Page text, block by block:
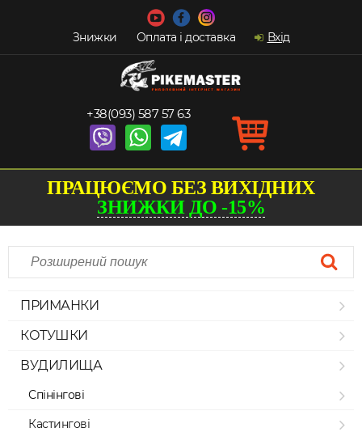
Знижки Оплата і доставка Вхід
+38(093) 587 57 63
ПРАЦЮЄМО БЕЗ ВИХІДНИХ
ЗНИЖКИ ДО -15%
ПРИМАНКИ
КОТУШКИ
ВУДИЛИЩА
Спінінгові
Кастингові